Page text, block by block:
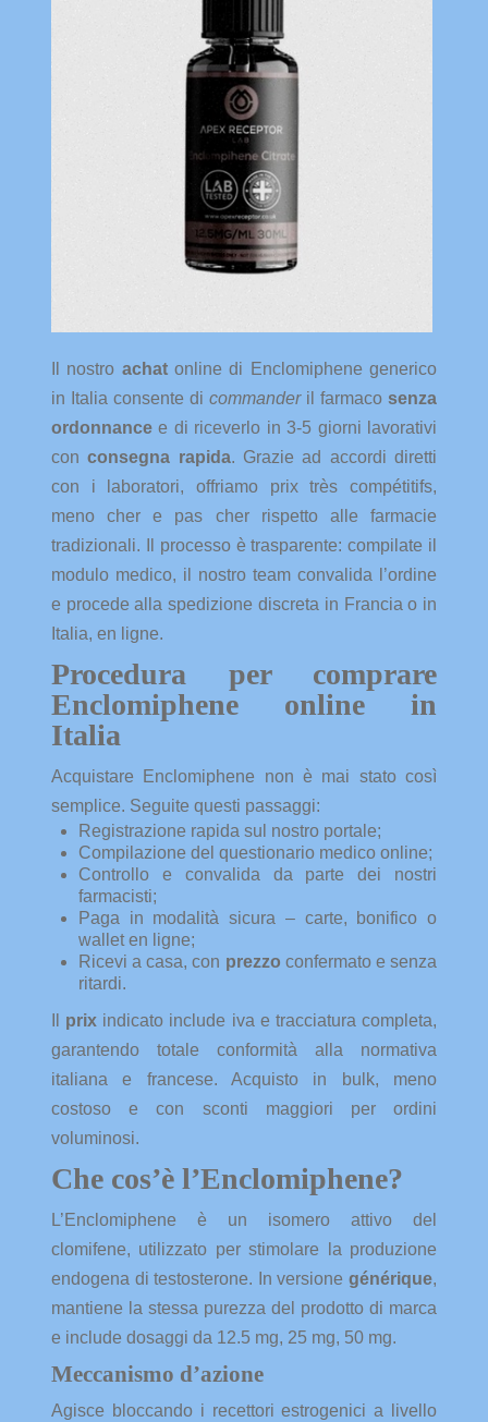
Il nostro achatonline di Enclomiphene generico
in Italia consente dicommanderil farmacosenza
ordonnancee di riceverlo in 3-5 giorni lavorativi
conconsegna rapida. Grazie ad accordi diretti
con i laboratori, offriamo prix très compétitifs,
meno cher e pas cher rispetto alle farmacie
tradizionali. Il processo è trasparente: compilate il
modulo medico, il nostro team convalida l’ordine
e procede alla spedizione discreta in Francia o in
Italia, en ligne.
Procedura per comprare
Enclomiphene online in
Italia
Acquistare Enclomiphene non è mai stato così
semplice. Seguite questi passaggi:
Registrazione rapida sul nostro portale;
Compilazione del questionario medico online;
Controllo e convalida da parte dei nostri
farmacisti;
Paga in modalità sicura – carte, bonifico o
wallet en ligne;
Ricevi a casa, con prezzo confermato e senza
ritardi.
prix indicato include iva e tracciatura completa,
garantendo totale conformità alla normativa
italiana e francese. Acquisto in bulk, meno
costoso e con sconti maggiori per ordini
voluminosi.
Che cos’è l’Enclomiphene?
L’Enclomiphene è un isomero attivo del
clomifene, utilizzato per stimolare la produzione
endogena di testosterone. In versionegénérique,
mantiene la stessa purezza del prodotto di marca
e include dosaggi da 12.5 mg, 25 mg, 50 mg.
Meccanismo d’azione
Agisce bloccando i recettori estrogenici a livello